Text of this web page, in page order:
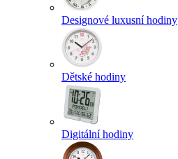
Designové luxusní hodiny
Dětské hodiny
Digitální hodiny